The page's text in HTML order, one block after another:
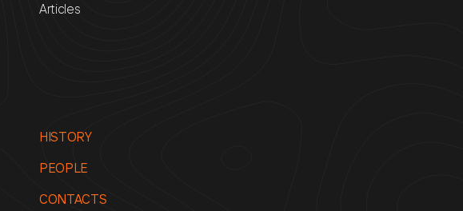
Articles
HISTORY
PEOPLE
CONTACTS